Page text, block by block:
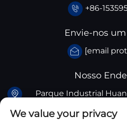
+86-
Envie-nos
[email
Nosso
Parque Industrial
Santai, província
We value your privacy